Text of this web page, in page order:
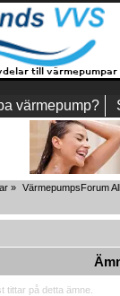
värmepump?
» VärmepumpsForum
tittar på detta ämne.